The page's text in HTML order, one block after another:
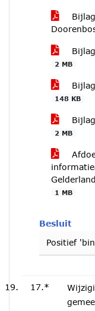
2 MB
148 KB
2 MB
1 MB
Besluit
Positief
17.*